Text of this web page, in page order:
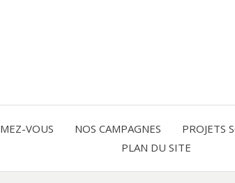
VOUS NOS CAMPAGNES PROJETS
PLAN DU SITE